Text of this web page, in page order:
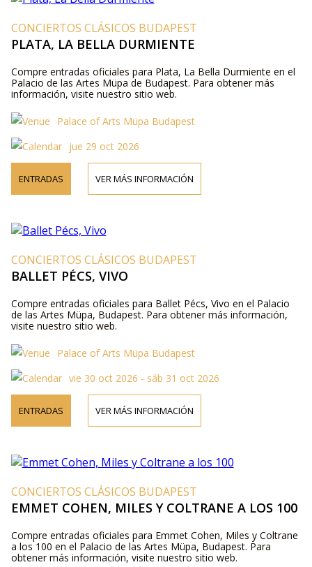
CONCIERTOS CLÁSICOS BUDAPEST
PLATA, LA BELLA DURMIENTE
Compre entradas oficiales para Plata, La Bella Durmiente en el
Palacio de las Artes Müpa de Budapest. Para obtener más
información, visite nuestro sitio web.
Palace of Arts Müpa Budapest
jue 29 oct 2026
ENTRADAS VER MÁS INFORMACIÓN
CONCIERTOS CLÁSICOS BUDAPEST
BALLET PÉCS, VIVO
Compre entradas oficiales para Ballet Pécs, Vivo en el Palacio
de las Artes Müpa, Budapest. Para obtener más información,
visite nuestro sitio web.
Palace of Arts Müpa Budapest
vie 30 oct 2026 - sáb 31 oct 2026
ENTRADAS VER MÁS INFORMACIÓN
CONCIERTOS CLÁSICOS BUDAPEST
EMMET COHEN, MILES Y COLTRANE A LOS 100
Compre entradas oficiales para Emmet Cohen, Miles y Coltrane
a los 100 en el Palacio de las Artes Müpa, Budapest. Para
obtener más información, visite nuestro sitio web.